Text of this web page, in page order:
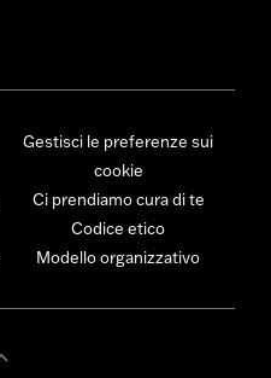
Gestisci le preferenze sui
cookie
Ci prendiamo cura di te
Codice etico
Modello organizzativo